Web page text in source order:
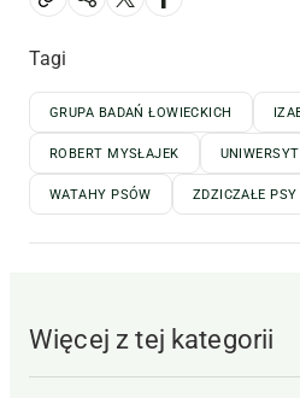
Tagi
GRUPA BADAŃ ŁOWIECKICH
ROBERT MYSŁAJEK
WATAHY PSÓW ZDZICZAŁE PSY
Więcej z tej kategorii